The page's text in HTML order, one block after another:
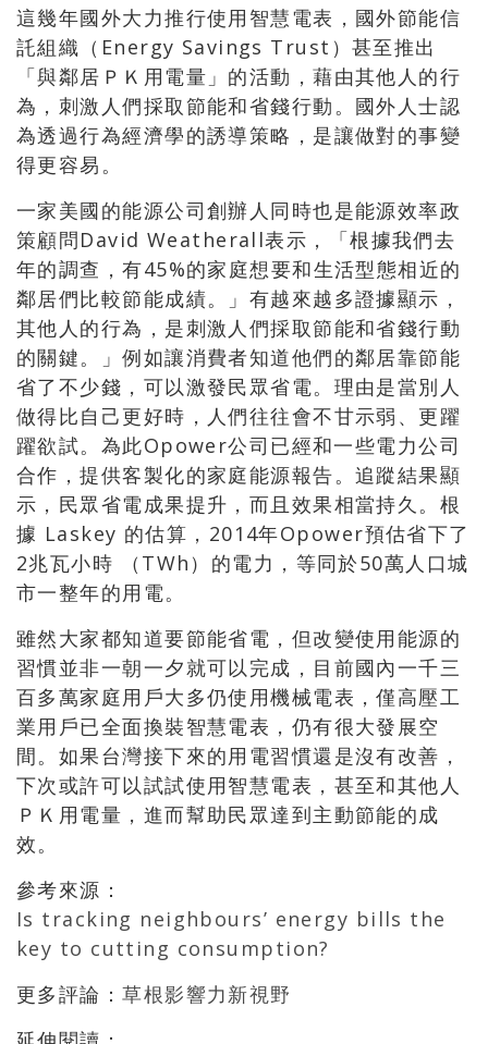
這幾年國外大力推行使用智慧電表，國外節能信
託組織（Energy Savings Trust）甚至推出
「與鄰居ＰＫ用電量」的活動，藉由其他人的行
為，刺激人們採取節能和省錢行動。國外人士認
為透過行為經濟學的誘導策略，是讓做對的事變
得更容易。
一家美國的能源公司創辦人同時也是能源效率政
策顧問David Weatherall表示，「根據我們去
年的調查，有45%的家庭想要和生活型態相近的
鄰居們比較節能成績。」有越來越多證據顯示，
其他人的行為，是刺激人們採取節能和省錢行動
的關鍵。」例如讓消費者知道他們的鄰居靠節能
省了不少錢，可以激發民眾省電。理由是當別人
做得比自己更好時，人們往往會不甘示弱、更躍
躍欲試。為此Opower公司已經和一些電力公司
合作，提供客製化的家庭能源報告。追蹤結果顯
示，民眾省電成果提升，而且效果相當持久。根
據 Laskey 的估算，2014年Opower預估省下了
2兆瓦小時 （TWh）的電力，等同於50萬人口城
市一整年的用電。
雖然大家都知道要節能省電，但改變使用能源的
習慣並非一朝一夕就可以完成，目前國內一千三
百多萬家庭用戶大多仍使用機械電表，僅高壓工
業用戶已全面換裝智慧電表，仍有很大發展空
間。如果台灣接下來的用電習慣還是沒有改善，
下次或許可以試試使用智慧電表，甚至和其他人
ＰＫ用電量，進而幫助民眾達到主動節能的成
效。
參考來源：
Is tracking neighbours’ energy bills the
key to cutting consumption?
更多評論：草根影響力新視野